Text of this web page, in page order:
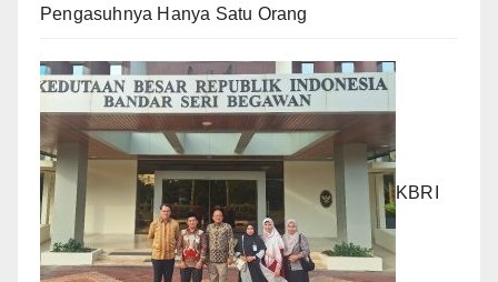
Pengasuhnya Hanya Satu Orang
KBRI